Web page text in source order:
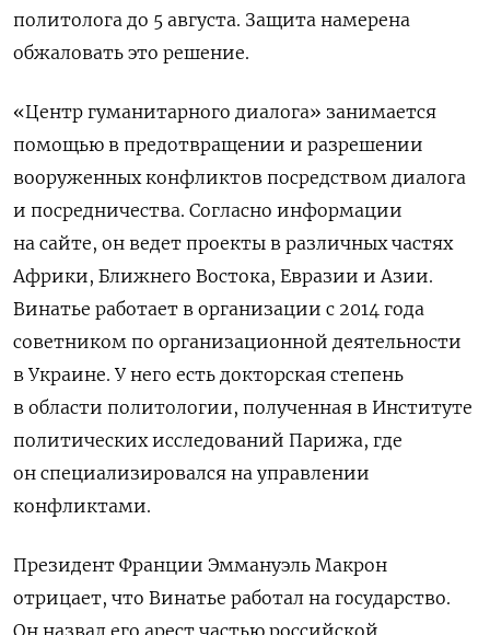
политолога до 5 августа. Защита намерена
обжаловать это решение.
«Центр гуманитарного диалога» занимается
помощью в предотвращении и разрешении
вооруженных конфликтов посредством диалога
и посредничества. Согласно информации
на сайте, он ведет проекты в различных частях
Африки, Ближнего Востока, Евразии и Азии.
Винатье работает в организации с 2014 года
советником по организационной деятельности
в Украине. У него есть докторская степень
в области политологии, полученная в Институте
политических исследований Парижа, где
он специализировался на управлении
конфликтами.
Президент Франции Эммануэль Макрон
отрицает, что Винатье работал на государство.
Он назвал его арест частью российской